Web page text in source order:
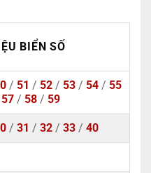
BIỂN SỐ
/ 51 / 52 / 53 / 54 / 55
57 / 58 / 59
/ 31 / 32 / 33 / 40